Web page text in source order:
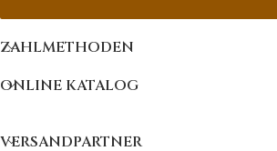
ZAHLMETHODEN
ONLINE KATALOG
VERSANDPARTNER